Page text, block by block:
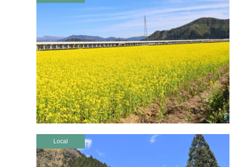
Local